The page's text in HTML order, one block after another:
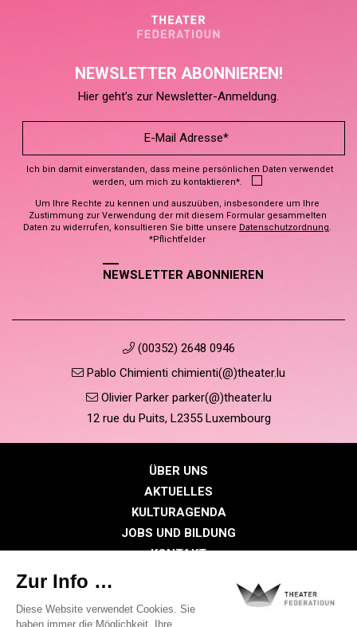
NEWSLETTER ABONNIEREN!
Hier geht’s zur Newsletter-Anmeldung.
Ich bin damit einverstanden, dass meine persönlichen Daten verwendet
werden, um mich zu kontaktieren*.
Um Ihre Rechte zu kennen und auszuüben, insbesondere um Ihre
Zustimmung zur Verwendung der mit diesem Formular gesammelten
Daten zu widerrufen, konsultieren Sie bitte unsere Datenschutzordnung.
*Pflichtfelder
NEWSLETTER ABONNIEREN
(00352) 2648 0946
Pablo Chimienti chimienti(@)theater.lu
Olivier Parker parker(@)theater.lu
12 rue du Puits, L2355 Luxembourg
ÜBER UNS
AKTUELLES
KULTURAGENDA
JOBS UND BILDUNG
KONTAKT
MITGLIEDERBEREICH